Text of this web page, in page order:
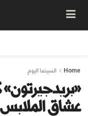
Home السينما اليوم
«بريدجيرتون»
عشاق الملابس